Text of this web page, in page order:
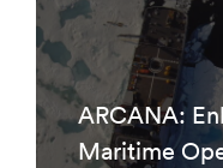
ARCANA:
Maritime